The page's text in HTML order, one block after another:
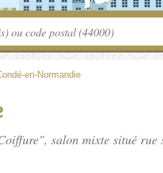
en-Normandie
salon mixte situé rue